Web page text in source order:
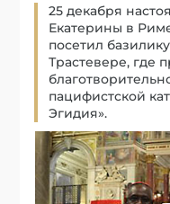
25 декабря
Екатерины в
посетил
Трастевере, где
пацифистской
Эгидия».